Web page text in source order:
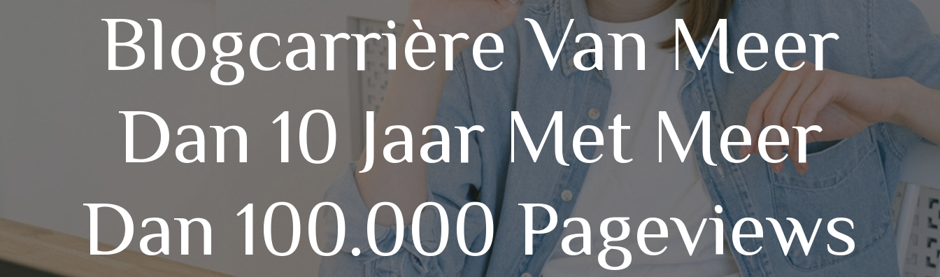
Blogcarrière Van Meer
Dan 10 Jaar Met Meer
Dan 100.000 Pageviews